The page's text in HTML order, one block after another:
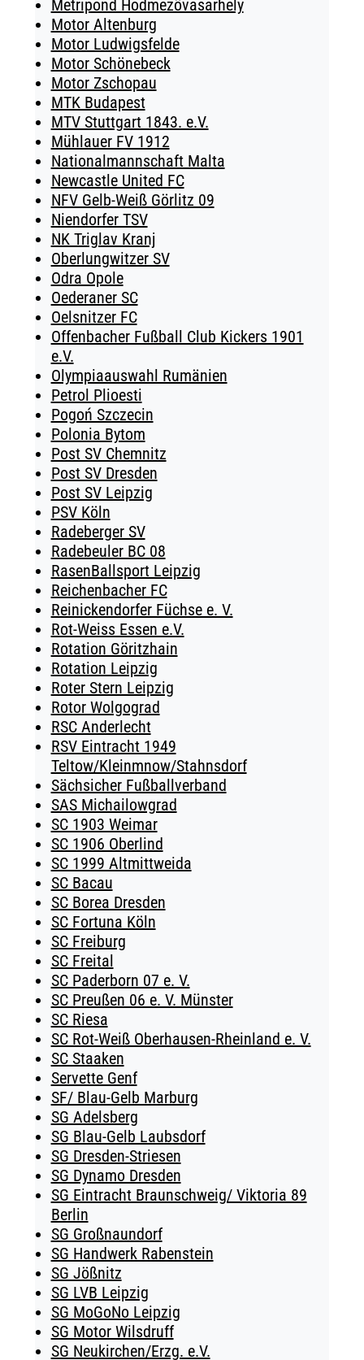
Metripond Hodmezövasarhely
Motor Altenburg
Motor Ludwigsfelde
Motor Schönebeck
Motor Zschopau
MTK Budapest
MTV Stuttgart 1843. e.V.
Mühlauer FV 1912
Nationalmannschaft Malta
Newcastle United FC
NFV Gelb-Weiß Görlitz 09
Niendorfer TSV
NK Triglav Kranj
Oberlungwitzer SV
Odra Opole
Oederaner SC
Oelsnitzer FC
Offenbacher Fußball Club Kickers 1901
e.V.
Olympiaauswahl Rumänien
Petrol Plioesti
Pogoń Szczecin
Polonia Bytom
Post SV Chemnitz
Post SV Dresden
Post SV Leipzig
PSV Köln
Radeberger SV
Radebeuler BC 08
RasenBallsport Leipzig
Reichenbacher FC
Reinickendorfer Füchse e. V.
Rot-Weiss Essen e.V.
Rotation Göritzhain
Rotation Leipzig
Roter Stern Leipzig
Rotor Wolgograd
RSC Anderlecht
RSV Eintracht 1949
Teltow/Kleinmnow/Stahnsdorf
Sächsicher Fußballverband
SAS Michailowgrad
SC 1903 Weimar
SC 1906 Oberlind
SC 1999 Altmittweida
SC Bacau
SC Borea Dresden
SC Fortuna Köln
SC Freiburg
SC Freital
SC Paderborn 07 e. V.
SC Preußen 06 e. V. Münster
SC Riesa
SC Rot-Weiß Oberhausen-Rheinland e. V.
SC Staaken
Servette Genf
SF/ Blau-Gelb Marburg
SG Adelsberg
SG Blau-Gelb Laubsdorf
SG Dresden-Striesen
SG Dynamo Dresden
SG Eintracht Braunschweig/ Viktoria 89
Berlin
SG Großnaundorf
SG Handwerk Rabenstein
SG Jößnitz
SG LVB Leipzig
SG MoGoNo Leipzig
SG Motor Wilsdruff
SG Neukirchen/Erzg. e.V.